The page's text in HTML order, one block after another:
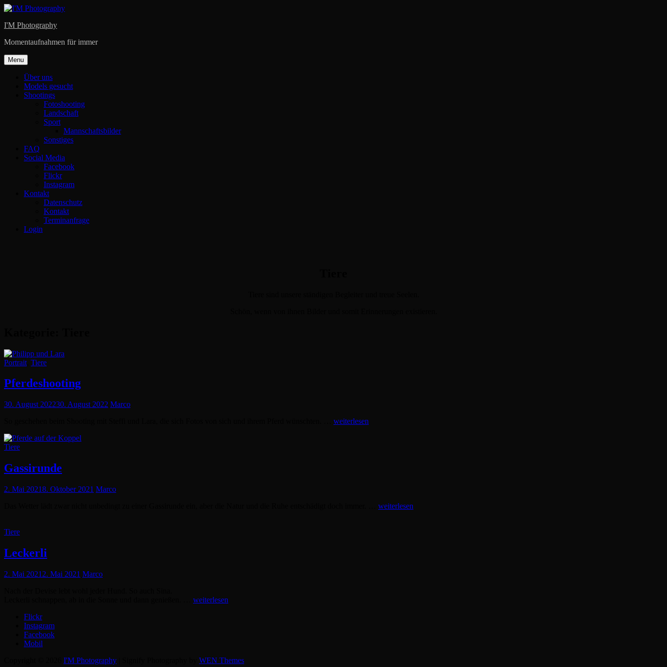
Skip
content
I'M Photography
Momentaufnahmen für immer
Menu
Über uns
Models gesucht
Shootings
Fotoshooting
Landschaft
Sport
Mannschaftsbilder
Sonstiges
FAQ
Social Media
Facebook
Flickr
Instagram
Kontakt
Datenschutz
Kontakt
Terminanfrage
Login
Cat
Portrait Tiere
Pferdeshooting
Posted
30. August 202230. August 2022 Marco
weiterlesen
Cat
Tiere
Gassirunde
Posted
2. Mai 20218. Oktober 2021 Marco
weiterlesen
Cat
Tiere
Leckerli
Posted
2. Mai 2021 2. Mai 2021 Marco
weiterlesen
Flickr
Instagram
Facebook
Mobil
I'M Photography WEN Themes